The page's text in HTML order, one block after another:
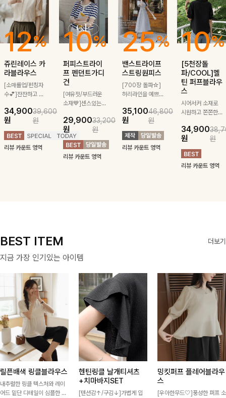
12%
쥬린레이스 카
라블라우스
[소매롤업/펀칭자
수💕]잔잔하고 고
테일이 사랑스러운
블라우스-페미닌
하면서 여리한 무
드로 즐겨지는
ITEM
34,900
원
39,600
원
리뷰 카운트 영역
10%
퍼피스트라이
프 펜던트가디
건
[여유핏/부드러운
소재💙]센스있는
귀여운 퍼피 펜던
트로 포인트를 선
사하는 니트 가디
건을 소개할게요 :)
29,900
원
33,200
원
리뷰 카운트 영역
25%
밴스트라이프
스트링원피스
[700장 돌파☆]
허리라인을 예쁘게
깔끔한 스트라이프
패턴에 링클프리!
💙플레어지는 롱한
기장감까지 완벽한
데일리 원피스:B
35,100
원
46,800
원
리뷰 카운트 영역
10%
[5천장돌
파/COOL]멜
틴 퍼프블라우
스
시어서커 소재로
시원하고 쫀쫀한
편안하게 입혀질
블라우스- 단정한
카라와 풍성한 퍼
프 소매로 여성스
러움을 더했어요 :)
34,900
원
원
리뷰 카운트 영역
BEST ITEM 더보기
지금 가장 인기있는 아이템
릴픈배색 링클블라우스
내추럴한 링클 텍스처와 레이
어드 밑단 디테일이 심플한 디
헨틴링클 날개티셔츠
+치마바지SET
[텐션감↑/구김↓]가볍게 입
밍킷퍼프 플레어블라우
스
[우아한무드🤍]풍성한 퍼프 소